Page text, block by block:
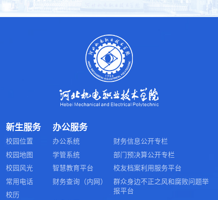
物品牌规格型号数量单价（元）评审总得分教学设备升级与
信息化场馆运维服务外包项目-...
新生服务
校园位置
校园地图
校园风光
常用电话
校历
办公服务
办公系统
财务信息公开专栏
学管系统
部门预决算公开专栏
智慧教育平台
校友档案利用服务平台
财务查询（内网）
群众身边不正之风和腐败问题举
报平台